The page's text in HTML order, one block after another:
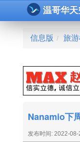
温哥华天
信息版 / 旅
Nanamio下
发布时间: 2022-08-